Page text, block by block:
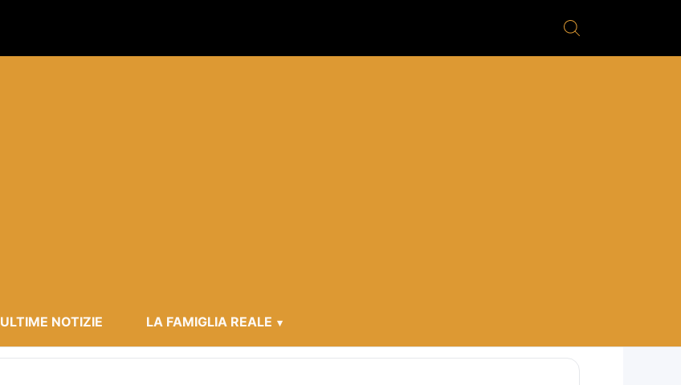
ULTIME NOTIZIE LA FAMIGLIA REALE